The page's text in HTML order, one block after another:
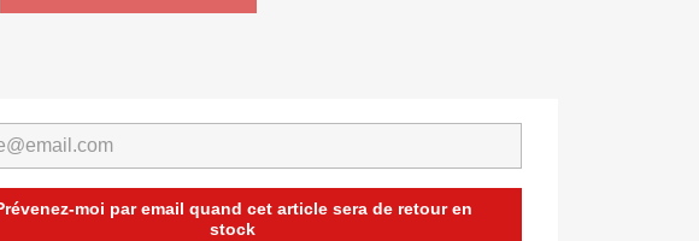
moi par email quand cet article sera de retour en
stock